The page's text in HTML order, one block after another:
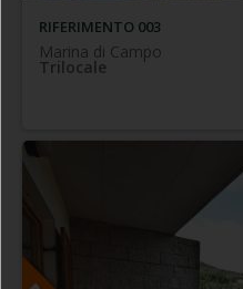
RIFERIMENTO 003
Marina di Campo
Trilocale
Portoferraio -
Porzione terra-tetto di